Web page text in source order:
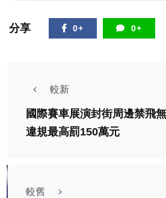
分享 0+ 0+
較新
國際賽車展演封街周邊禁飛
違規最高罰150萬元
較舊